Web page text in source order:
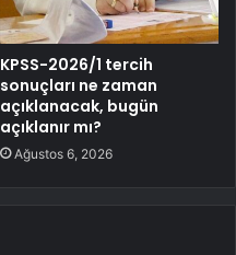
KPSS-2026/1 tercih
sonuçları ne zaman
açıklanacak, bugün
açıklanır mı?
Ağustos 6, 2026